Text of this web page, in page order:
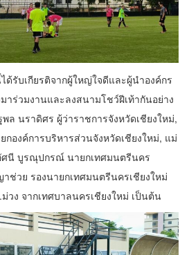
รับเกียรติจากผู้ใหญ่ใจดีและผู้นำองค์กร
าร่วมงานและลงสนามโชว์ฝีเท้ากันอย่าง
ล นราดิศร ผู้ว่าราชการจังหวัดเชียงใหม่,
องค์การบริหารส่วนจังหวัดเชียงใหม่, แม่
ศนี บูรณุปกรณ์ นายกเทศมนตรีนคร
ช่วย รองนายกเทศมนตรีนครเชียงใหม่
วง จากเทศบาลนครเชียงใหม่ เป็นต้น